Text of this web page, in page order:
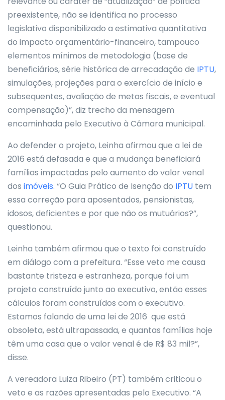
preexistente, não se identifica no processo
legislativo disponibilizado a estimativa quantitativa
do impacto orçamentário-financeiro, tampouco
elementos mínimos de metodologia (base de
beneficiários, série histórica de arrecadação de IPTU,
simulações, projeções para o exercício de início e
subsequentes, avaliação de metas fiscais, e eventual
compensação)”, diz trecho da mensagem
encaminhada pelo Executivo à Câmara municipal.
Ao defender o projeto, Leinha afirmou que a lei de
2016 está defasada e que a mudança beneficiará
famílias impactadas pelo aumento do valor venal
dos imóveis. “O Guia Prático de Isenção do IPTU tem
essa correção para aposentados, pensionistas,
idosos, deficientes e por que não os mutuários?”,
questionou.
Leinha também afirmou que o texto foi construído
em diálogo com a prefeitura. “Esse veto me causa
bastante tristeza e estranheza, porque foi um
projeto construído junto ao executivo, então esses
cálculos foram construídos com o executivo.
Estamos falando de uma lei de 2016 que está
obsoleta, está ultrapassada, e quantas famílias hoje
têm uma casa que o valor venal é de R$ 83 mil?”,
disse.
A vereadora Luiza Ribeiro (PT) também criticou o
veto e as razões apresentadas pelo Executivo. “A